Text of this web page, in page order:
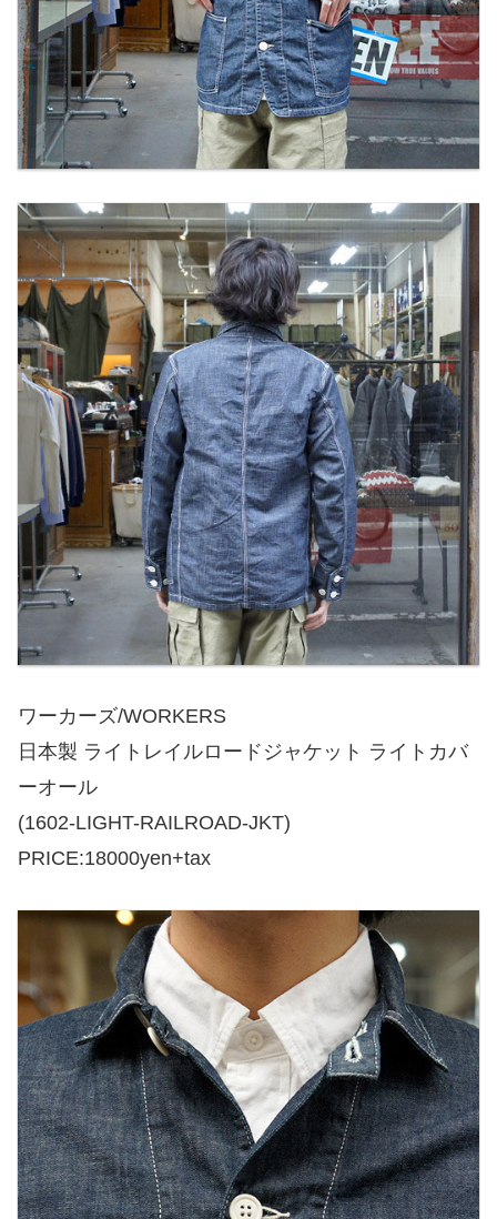
ワーカーズ/WORKERS
日本製 ライトレイルロードジャケット ライトカバ
ーオール
(1602-LIGHT-RAILROAD-JKT)
PRICE:18000yen+tax